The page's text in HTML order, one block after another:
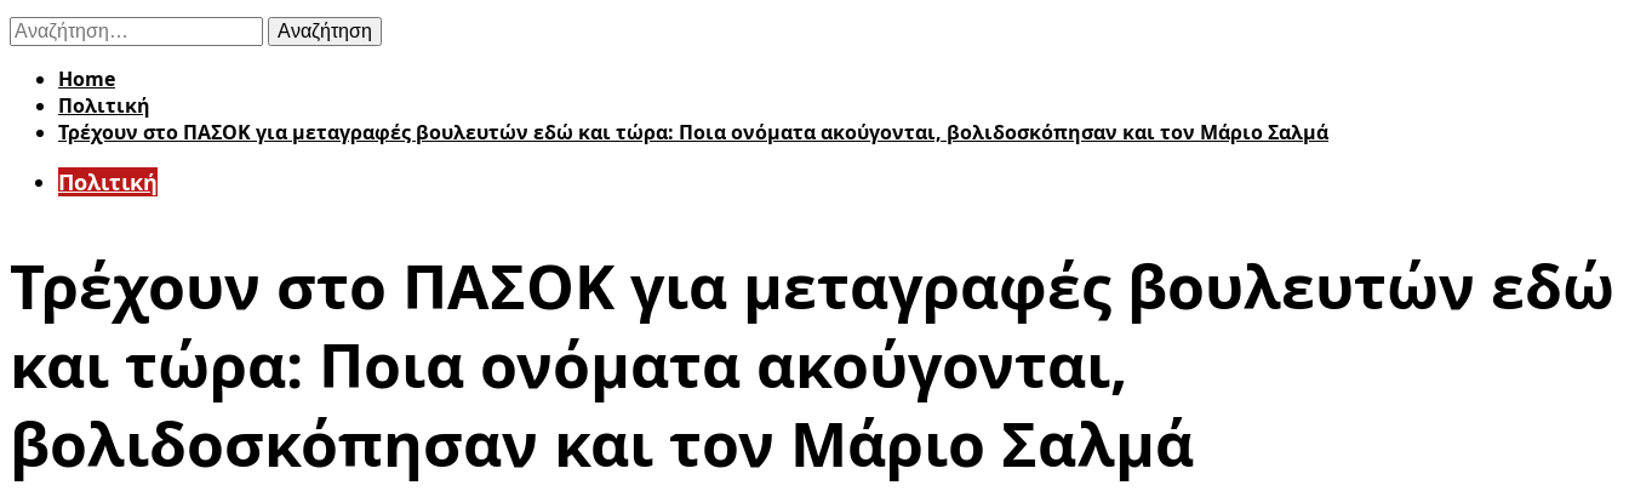
Αναζήτηση
για:
Home
Πολιτική
Τρέχουν στο ΠΑΣΟΚ για μεταγραφές βουλευτών εδώ και τώρα: Ποια ονόματα ακούγονται, βολιδοσκόπησαν και τον Μάριο Σαλμά
Πολιτική
Τρέχουν στο ΠΑΣΟΚ για μεταγραφές βουλευτών εδώ
και τώρα: Ποια ονόματα ακούγονται,
βολιδοσκόπησαν και τον Μάριο Σαλμά